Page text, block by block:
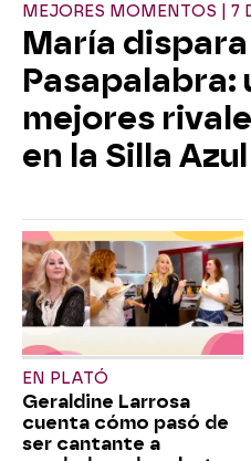
MEJORES MOMENTOS | 7
María
Pasapalabra:
mejores
en la Silla Azul
EN PLATÓ
Geraldine Larrosa
cuenta cómo pasó de
ser cantante a